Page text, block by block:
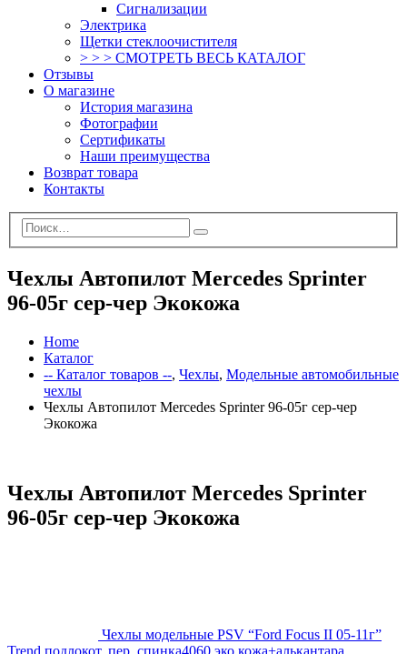
Сигнализации
Электрика
Щетки стеклоочистителя
> > > СМОТРЕТЬ ВЕСЬ КАТАЛОГ
Отзывы
О магазине
История магазина
Фотографии
Сертификаты
Наши преимущества
Возврат товара
Контакты
Чехлы Автопилот Mercedes Sprinter
96-05г сер-чер Экокожа
Home
Каталог
-- Каталог товаров --, Чехлы, Модельные автомобильные
чехлы
Чехлы Автопилот Mercedes Sprinter 96-05г сер-чер
Экокожа
Чехлы Автопилот Mercedes Sprinter
96-05г сер-чер Экокожа
Чехлы модельные PSV “Ford Focus II 05-11г”
Trend подлокот. пер. спинка4060 эко кожа+алькантара